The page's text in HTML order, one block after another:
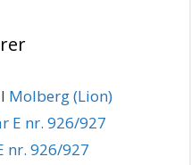
Molberg (Lion)
E nr. 926/927
nr. 926/927